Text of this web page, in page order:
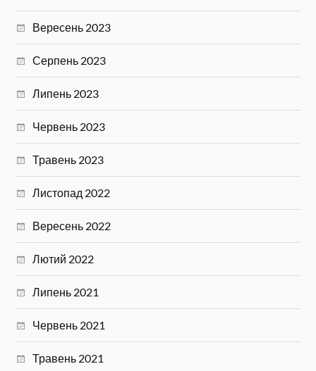
Вересень 2023
Серпень 2023
Липень 2023
Червень 2023
Травень 2023
Листопад 2022
Вересень 2022
Лютий 2022
Липень 2021
Червень 2021
Травень 2021